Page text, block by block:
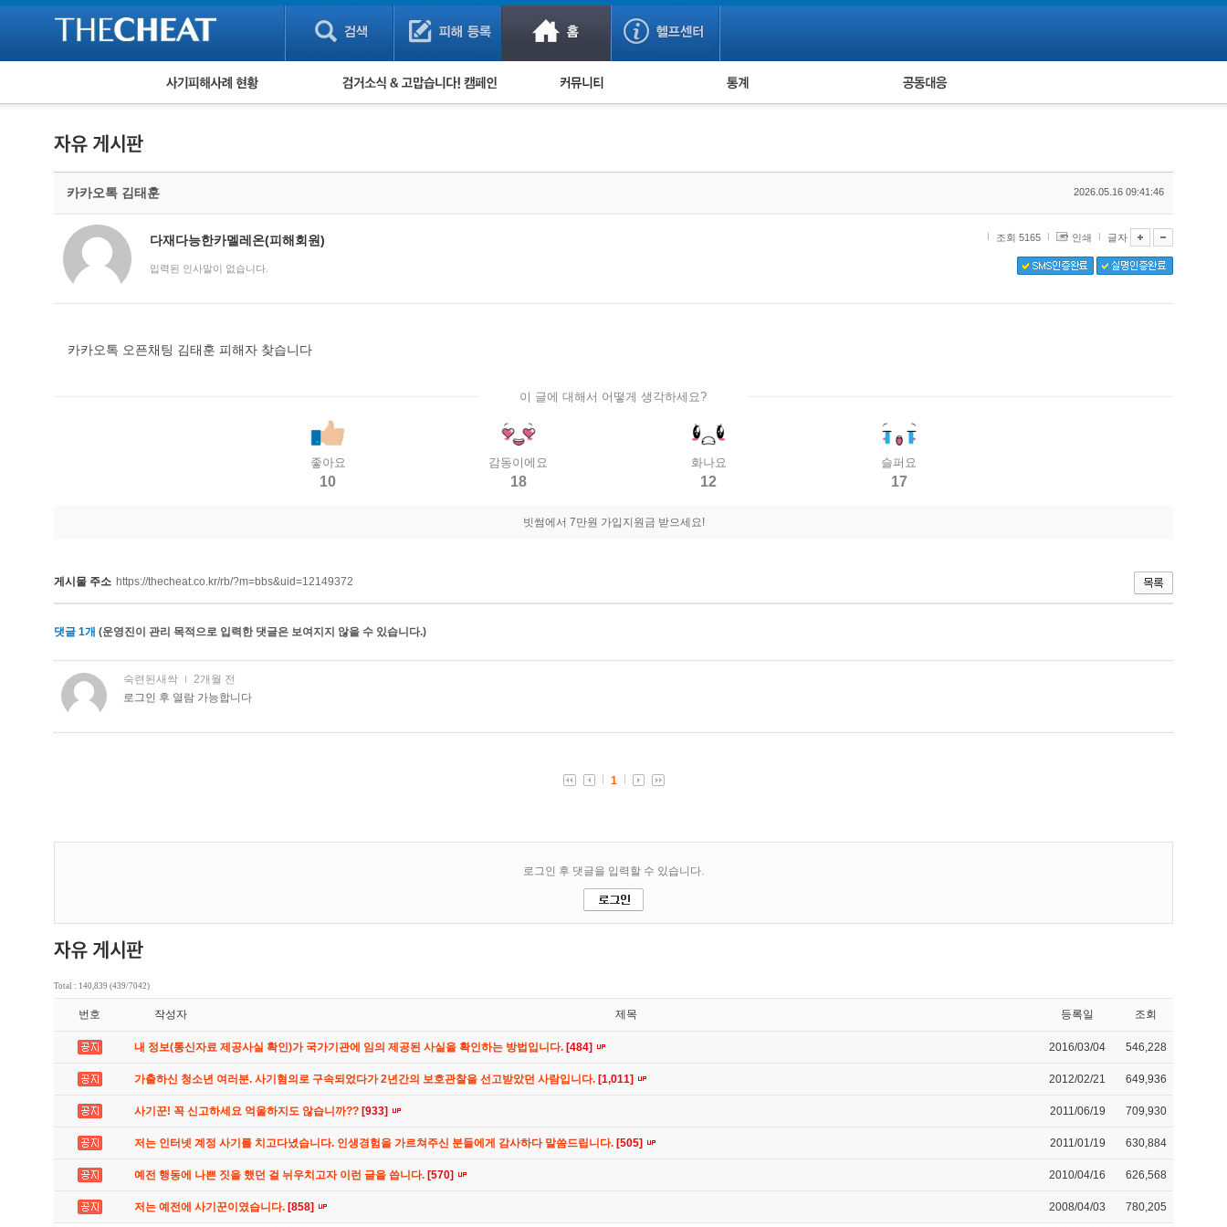
피해사례 현황
유해사이트 목록
비공개 피해사례
워킹홀리데이 피해사례
검거 소식 사기 예방했어요! 누적 피해사례 통계 피해자 공동대응
카카오톡 김태훈 2026.05.16 09:41:46
다재다능한카멜레온(피해회원)
입력된 인사말이 없습니다.
조회 5165 인쇄 글자
카카오톡 오픈채팅 김태훈 피해자 찾습니다
이 글에 대해서 어떻게 생각하세요?
좋아요
10
감동이에요
18
화나요
12
슬퍼요
17
빗썸에서 7만원 가입지원금 받으세요!
게시물 주소 https://thecheat.co.kr/rb/?m=bbs&uid=12149372
댓글 1개 (운영진이 관리 목적으로 입력한 댓글은 보여지지 않을 수 있습니다.)
Total : 140,839 (439/7042)
번호 작성자 제목 등록일 조회
내 정보(통신자료 제공사실 확인)가 국가기관에 임의 제공된 사실을 확인하는 방법입니다. [484] 2016/03/04 546,228
가출하신 청소년 여러분. 사기혐의로 구속되었다가 2년간의 보호관찰을 선고받았던 사람입니다. [1,011] 2012/02/21 649,936
사기꾼! 꼭 신고하세요 억울하지도 않습니까?? [933] 2011/06/19 709,930
저는 인터넷 계정 사기를 치고다녔습니다. 인생경험을 가르쳐주신 분들에게 감사하다 말씀드립니다. [505] 2011/01/19 630,884
예전 행동에 나쁜 짓을 했던 걸 뉘우치고자 이런 글을 씁니다. [570] 2010/04/16 626,568
저는 예전에 사기꾼이였습니다. [858] 2008/04/03 780,205